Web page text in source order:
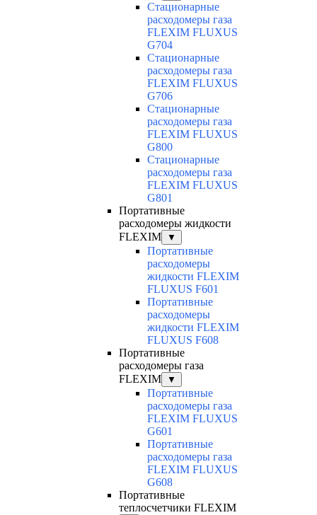
Стационарные
расходомеры газа
FLEXIM FLUXUS
G704
Стационарные
расходомеры газа
FLEXIM FLUXUS
G706
Стационарные
расходомеры газа
FLEXIM FLUXUS
G800
Стационарные
расходомеры газа
FLEXIM FLUXUS
G801
Портативные
расходомеры жидкости
FLEXIM
▼
Портативные
расходомеры
жидкости FLEXIM
FLUXUS F601
Портативные
расходомеры
жидкости FLEXIM
FLUXUS F608
Портативные
расходомеры газа
FLEXIM
▼
Портативные
расходомеры газа
FLEXIM FLUXUS
G601
Портативные
расходомеры газа
FLEXIM FLUXUS
G608
Портативные
теплосчетчики FLEXIM